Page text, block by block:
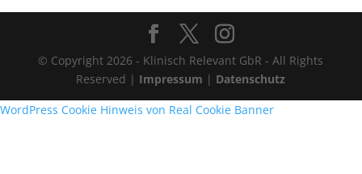
© Copyright 2026 - Klinisch Relevant GbR - All Rights
Reserved | Impressum | Datenschutz
WordPress Cookie Hinweis von Real Cookie Banner